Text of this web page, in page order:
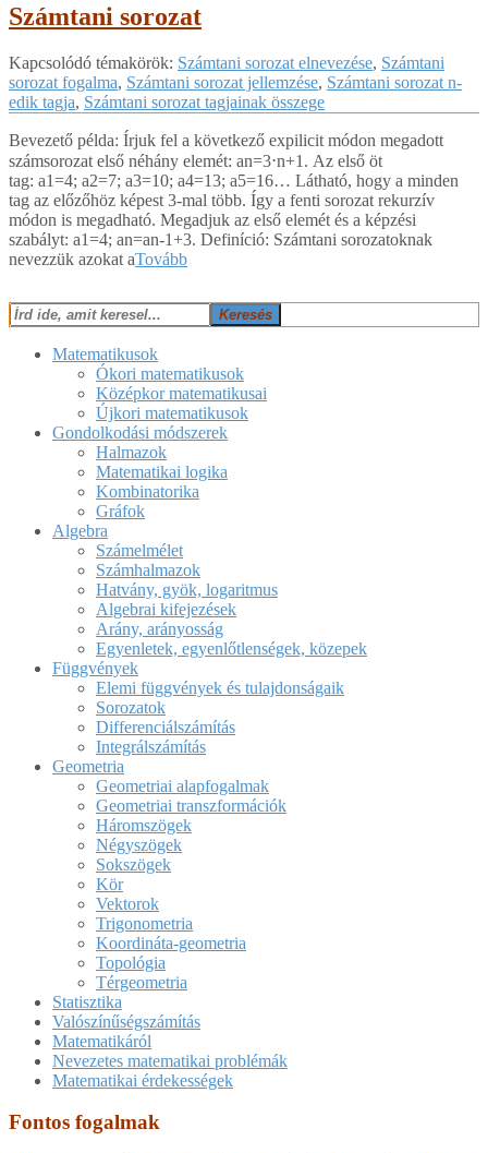
Számtani sorozat
2018-
07-
02
Kapcsolódó témakörök: Számtani sorozat elnevezése, Számtani
sorozat fogalma, Számtani sorozat jellemzése, Számtani sorozat n-
edik tagja, Számtani sorozat tagjainak összege
Bevezető példa: Írjuk fel a következő expilicit módon megadott
számsorozat első néhány elemét: an=3⋅n+1. Az első öt
tag: a1=4; a2=7; a3=10; a4=13; a5=16… Látható, hogy a minden
tag az előzőhöz képest 3-mal több. Így a fenti sorozat rekurzív
módon is megadható. Megadjuk az első elemét és a képzési
szabályt: a1=4; an=an-1+3. Definíció: Számtani sorozatoknak
nevezzük azokat aTovább
Keresés
Matematikusok
Ókori matematikusok
Középkor matematikusai
Újkori matematikusok
Gondolkodási módszerek
Halmazok
Matematikai logika
Kombinatorika
Gráfok
Algebra
Számelmélet
Számhalmazok
Hatvány, gyök, logaritmus
Algebrai kifejezések
Arány, arányosság
Egyenletek, egyenlőtlenségek, közepek
Függvények
Elemi függvények és tulajdonságaik
Sorozatok
Differenciálszámítás
Integrálszámítás
Geometria
Geometriai alapfogalmak
Geometriai transzformációk
Háromszögek
Négyszögek
Sokszögek
Kör
Vektorok
Trigonometria
Koordináta-geometria
Topológia
Térgeometria
Statisztika
Valószínűségszámítás
Matematikáról
Nevezetes matematikai problémák
Matematikai érdekességek
Fontos fogalmak